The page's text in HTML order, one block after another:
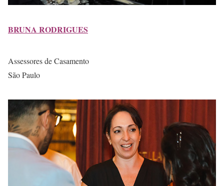
BRUNA RODRIGUES
Assessores de Casamento
São Paulo